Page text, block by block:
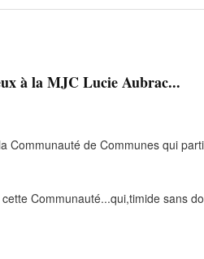
à la MJC Lucie Aubrac...
Communauté de Communes qui
Communauté...qui,timide sans